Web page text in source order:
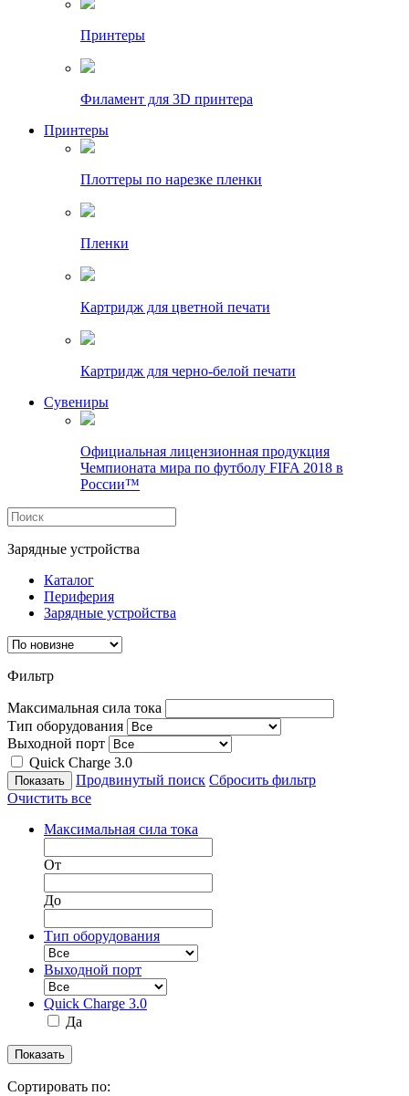
Принтеры
Филамент для 3D принтера
Принтеры
Плоттеры по нарезке пленки
Пленки
Картридж для цветной печати
Картридж для черно-белой печати
Сувениры
Официальная лицензионная продукция
Чемпионата мира по футболу FIFA 2018 в
России™
Зарядные устройства
Каталог
Периферия
Зарядные устройства
Фильтр
Максимальная сила тока
Тип оборудования
Выходной порт
Quick Charge 3.0
Продвинутый поиск Сбросить фильтр
Очистить все
Максимальная сила тока
От
До
Тип оборудования
Выходной порт
Quick Charge 3.0
Да
Сортировать по: